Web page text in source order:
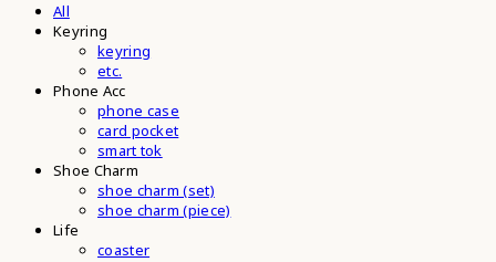
All
Keyring
keyring
etc.
Phone Acc
phone case
card pocket
smart tok
Shoe Charm
shoe charm (set)
shoe charm (piece)
Life
coaster